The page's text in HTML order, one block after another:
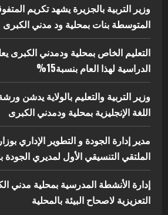
5
البيئة بالمحلية
يوليو 29, 2026
وزير التربية بالجزيرة يشهد تكريم
المتوسطة بنات بمحلية ود مدني الكبرى
التعليم الخاص بمحلية ودمدني الكبرى
الدراسية لهذا العام بنسبة15%
وزير التربية والتعليم بالولاية يدشن
اللغة الإنجليزية بمحلية ودمدني الكبرى
مدير إدارة الجودة و التطوير الإداري
الملتقي التنسيقي الأول لمديري الجودة
إدارة الأنشطة المدرسية بمحلية مدني
التعزيزية لاصحاح البيئة بالمحلية